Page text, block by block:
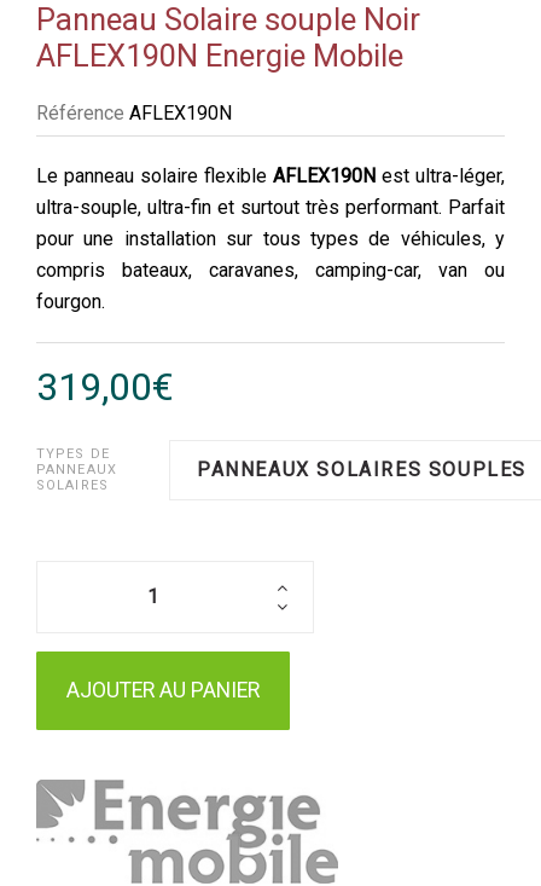
Panneau Solaire souple Noir
AFLEX190N Energie Mobile
Référence AFLEX190N
Le panneau solaire flexible AFLEX190N est ultra-léger,
ultra-souple, ultra-fin et surtout très performant. Parfait
pour une installation sur tous types de véhicules, y
compris bateaux, caravanes, camping-car, van ou
fourgon.
319,00€
TYPES DE
PANNEAUX
SOLAIRES
PANNEAUX SOLAIRES SOUPLES
AJOUTER AU PANIER